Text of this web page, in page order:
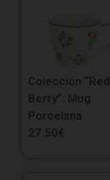
Colección “Red
Berry”: Mug
Porcelana
27.50€